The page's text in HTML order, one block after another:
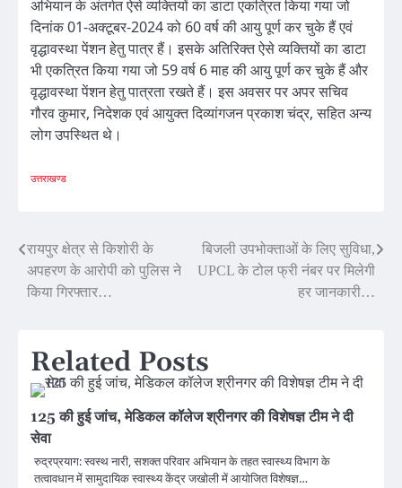
अभियान के अंतर्गत ऐसे व्यक्तियों का डाटा एकत्रित किया गया जो
दिनांक 01-अक्टूबर-2024 को 60 वर्ष की आयु पूर्ण कर चुके हैं एवं
वृद्धावस्था पेंशन हेतु पात्र हैं। इसके अतिरिक्त ऐसे व्यक्तियों का डाटा
भी एकत्रित किया गया जो 59 वर्ष 6 माह की आयु पूर्ण कर चुके हैं और
वृद्धावस्था पेंशन हेतु पात्रता रखते हैं। इस अवसर पर अपर सचिव
गौरव कुमार, निदेशक एवं आयुक्त दिव्यांगजन प्रकाश चंद्र, सहित अन्य
लोग उपस्थित थे।
उत्तराखण्ड
Post
navigation
रायपुर क्षेत्र से किशोरी के
अपहरण के आरोपी को पुलिस ने
किया गिरफ्तार…
बिजली उपभोक्ताओं के लिए सुविधा,
UPCL के टोल फ्री नंबर पर मिलेगी
हर जानकारी…
Related Posts
125 की हुई जांच, मेडिकल कॉलेज श्रीनगर की विशेषज्ञ टीम ने दी
सेवा
रुद्रप्रयाग: स्वस्थ नारी, सशक्त परिवार अभियान के तहत स्वास्थ्य विभाग के
तत्वावधान में सामुदायिक स्वास्थ्य केंद्र जखोली में आयोजित विशेषज्ञ…